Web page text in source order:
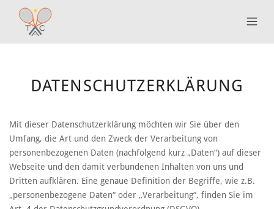
DATENSCHUTZERKLÄRUNG
Mit dieser Datenschutzerklärung möchten wir Sie über den
Umfang, die Art und den Zweck der Verarbeitung von
personenbezogenen Daten (nachfolgend kurz „Daten“) auf dieser
Webseite und den damit verbundenen Inhalten von uns und
Dritten aufklären. Eine genaue Definition der Begriffe, wie z.B.
„personenbezogene Daten“ oder „Verarbeitung“, finden Sie im